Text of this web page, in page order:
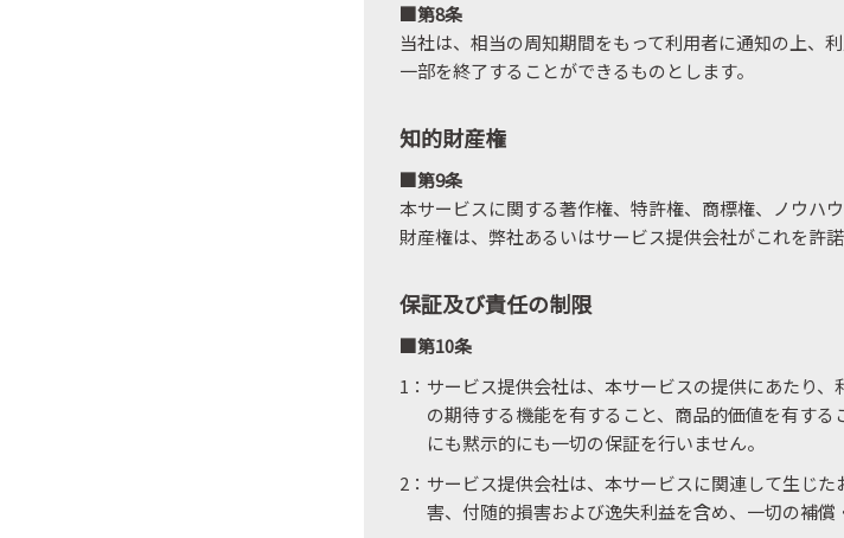
■第8条
当社は、相当の周知期間をもって利用者に通知の上、
一部を終了することができるものとします。
知的財産権
■第9条
本サービスに関する著作権、特許権、商標権、ノウハ
財産権は、弊社あるいはサービス提供会社がこれを許
保証及び責任の制限
■第10条
1：サービス提供会社は、本サービスの提供にあたり
の期待する機能を有すること、商品的価値を有す
にも黙示的にも一切の保証を行いません。
2：サービス提供会社は、本サービスに関連して生じ
害、付随的損害および逸失利益を含め、一切の補償